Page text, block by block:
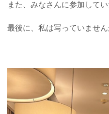
また、みなさんに参加して
最後に、私は写っていませ